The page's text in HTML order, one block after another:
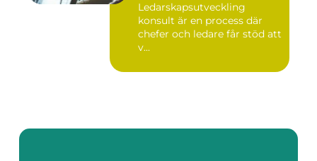
Ledarskapsutveckling
konsult är en process där
chefer och ledare får stöd att
v...